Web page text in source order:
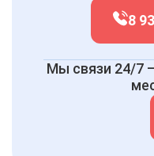
8
Мы связи 24/7